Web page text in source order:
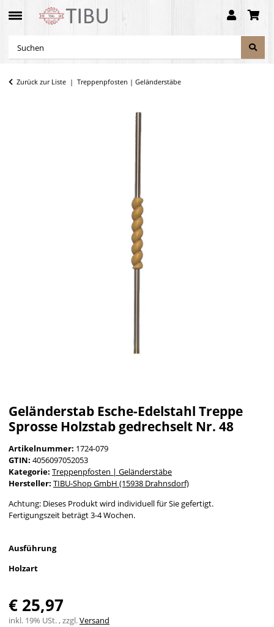
Zurück zur Liste Treppenpfosten | Geländerstäbe
Geländerstab Esche-Edelstahl Treppe
Sprosse Holzstab gedrechselt Nr. 48
Artikelnummer: 1724-079
GTIN: 4056097052053
Kategorie: Treppenpfosten | Geländerstäbe
Hersteller: TIBU-Shop GmbH (15938 Drahnsdorf)
Achtung: Dieses Produkt wird individuell für Sie gefertigt.
Fertigungszeit beträgt 3-4 Wochen.
Ausführung
Holzart
€ 25,97
inkl. 19% USt. , zzgl.Versand